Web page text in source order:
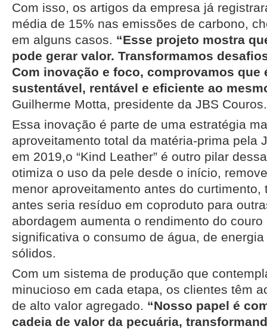
Com isso, os artigos da empresa já
média de 15% nas emissões de carbono,
em alguns casos. “Esse projeto mostra
pode gerar valor. Transformamos
Com inovação e foco, comprovamos que
sustentável, rentável e eficiente ao
Guilherme Motta, presidente da JBS Couros.
Essa inovação é parte de uma estratégia
aproveitamento total da matéria-prima pela
em 2019,o “Kind Leather” é outro pilar
otimiza o uso da pele desde o início,
menor aproveitamento antes do curtimento,
antes seria resíduo em coproduto para
abordagem aumenta o rendimento do
significativa o consumo de água, de
sólidos.
Com um sistema de produção que
minucioso em cada etapa, os clientes têm
de alto valor agregado. “Nosso papel é
cadeia de valor da pecuária,